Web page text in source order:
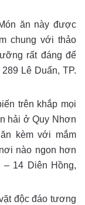
ăn này được
chung với thảo
rất đáng để
Lê Duẩn, TP.
trên khắp mọi
hải ở Quy Nhơn
kèm với mắm
nào ngon hơn
14 Diên Hồng,
độc đáo tương